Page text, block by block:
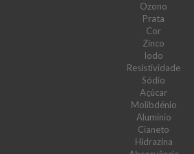
Ozono
Prata
Cor
Zinco
Iodo
Resistividade
Sódio
Açúcar
Molibdénio
Alumínio
Cianeto
Hidrazina